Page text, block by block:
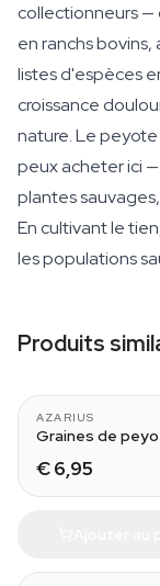
collectionneurs —
en ranchs bovins,
listes d'espèces
croissance
nature. Le
peux acheter ici
plantes
En cultivant le
les populations
Produits
AZARIUS
Graines de
€ 6,95